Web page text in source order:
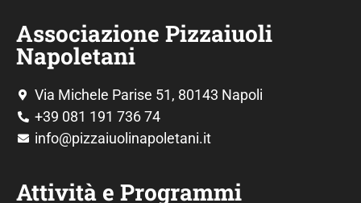
Associazione Pizzaiuoli
Napoletani
Via Michele Parise 51, 80143 Napoli
+39 081 191 736 74
info@pizzaiuolinapoletani.it
Attività e Programmi